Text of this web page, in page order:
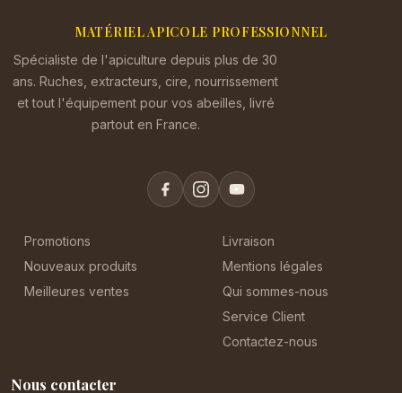
MATÉRIEL APICOLE PROFESSIONNEL
Spécialiste de l'apiculture depuis plus de 30
ans. Ruches, extracteurs, cire, nourrissement
et tout l'équipement pour vos abeilles, livré
partout en France.
Promotions
Nouveaux produits
Meilleures ventes
Livraison
Mentions légales
Qui sommes-nous
Service Client
Contactez-nous
Nous contacter